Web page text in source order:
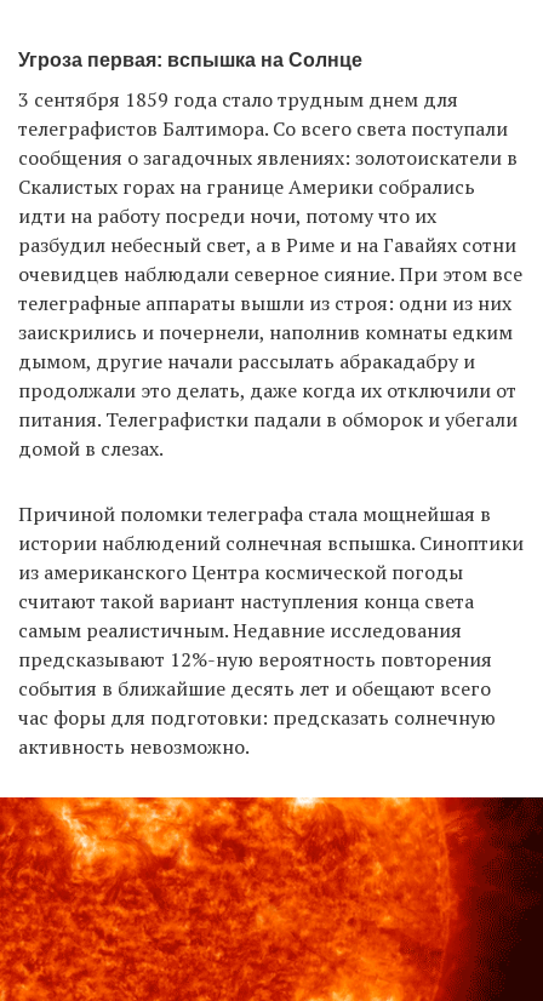
Угроза первая: вспышка на Солнце
3 сентября 1859 года стало трудным днем для
телеграфистов Балтимора. Со всего света поступали
сообщения о загадочных явлениях: золотоискатели в
Скалистых горах на границе Америки собрались
идти на работу посреди ночи, потому что их
разбудил небесный свет, а в Риме и на Гавайях сотни
очевидцев наблюдали северное сияние. При этом все
телеграфные аппараты вышли из строя: одни из них
заискрились и почернели, наполнив комнаты едким
дымом, другие начали рассылать абракадабру и
продолжали это делать, даже когда их отключили от
питания. Телеграфистки падали в обморок и убегали
домой в слезах.
Причиной поломки телеграфа стала мощнейшая в
истории наблюдений солнечная вспышка. Синоптики
из американского Центра космической погоды
считают такой вариант наступления конца света
самым реалистичным. Недавние исследования
предсказывают 12%-ную вероятность повторения
события в ближайшие десять лет и обещают всего
час форы для подготовки: предсказать солнечную
активность невозможно.